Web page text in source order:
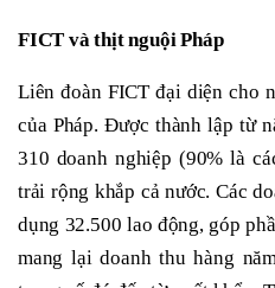
FICT và thịt nguội Pháp
Liên đoàn FICT đại diện cho
của Pháp. Được thành lập từ
310 doanh nghiệp (90% là
trải rộng khắp cả nước. Các
dụng 32.500 lao động, góp
mang lại doanh thu hàng